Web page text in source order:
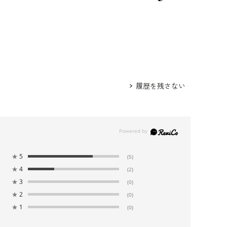
履歴を残さない
★ 5 (5)
★ 4 (2)
★ 3 (0)
★ 2 (0)
★ 1 (0)